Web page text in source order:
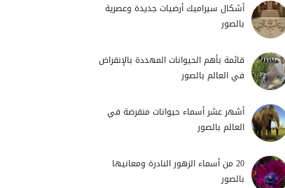
أشكال سيراميك أرضيات جديدة وعصرية
بالصور
قائمة بأهم الحيوانات المهددة بالإنقراض
في العالم بالصور
أشهر عشر أسماء حيوانات منقرضة في
العالم بالصور
20 من أسماء الزهور النادرة ومعانيها
بالصور